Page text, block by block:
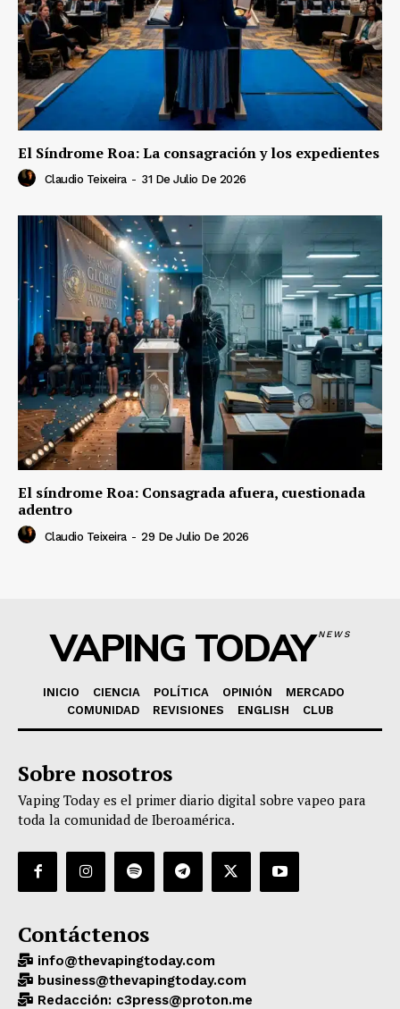
El Síndrome Roa: La consagración y los expedientes
Claudio Teixeira - 31 De Julio De 2026
El síndrome Roa: Consagrada afuera, cuestionada
adentro
Claudio Teixeira - 29 De Julio De 2026
VAPING TODAYNEWS
INICIO CIENCIA POLÍTICA OPINIÓN
MERCADO
COMUNIDAD
REVISIONES ENGLISH CLUB
Sobre nosotros
Vaping Today es el primer diario digital sobre vapeo para
toda la comunidad de Iberoamérica.
Contáctenos
info@thevapingtoday.com
business@thevapingtoday.com
Redacción: c3press@proton.me